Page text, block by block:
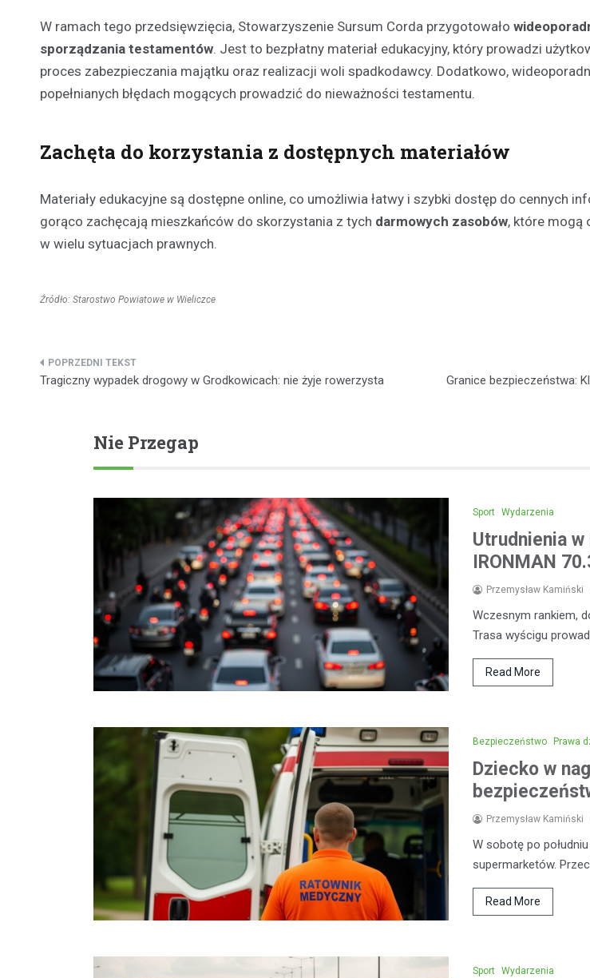
W ramach tego przedsięwzięcia, Stowarzyszenie Sursum Corda przygotowało
sporządzania testamentów. Jest to bezpłatny materiał edukacyjny, który prowadzi
proces zabezpieczania majątku oraz realizacji woli spadkodawcy. Dodatkowo,
popełnianych błędach mogących prowadzić do nieważności testamentu.
Zachęta do korzystania z dostępnych materiałów
Materiały edukacyjne są dostępne online, co umożliwia łatwy i szybki dostęp do cennych
gorąco zachęcają mieszkańców do skorzystania z tych darmowych zasobów, które mogą
w wielu sytuacjach prawnych.
Źródło: Starostwo Powiatowe w Wieliczce
Nawigacja
Tragiczny wypadek drogowy w Grodkowicach: nie żyje rowerzysta Granice bezpieczeństwa:
12
Nie Przegap
Sport Wydarzenia
Utrudnienia
IRONMAN
Przemysław Kamiński
Wczesnym rankiem,
Trasa wyścigu
Read More
Bezpieczeństwo Prawa
Dziecko w
Przemysław Kamiński
W sobotę po
supermarketów.
Read More
Sport Wydarzenia